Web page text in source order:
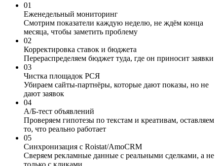
01
Еженедельный мониторинг
Смотрим показатели каждую неделю, не ждём конца
месяца, чтобы заметить проблему
02
Корректировка ставок и бюджета
Перераспределяем бюджет туда, где он приносит заявки
03
Чистка площадок РСЯ
Убираем сайты-партнёры, которые дают показы, но не
дают заявок
04
A/Б-тест объявлений
Проверяем гипотезы по текстам и креативам, оставляем
то, что реально работает
05
Синхронизация с Roistat/AmoCRM
Сверяем рекламные данные с реальными сделками, а не
только с кликами